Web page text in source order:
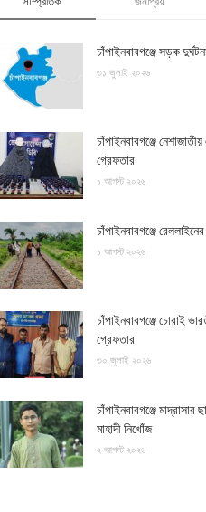
চাঁপাইনবাবগঞ্জে সড়ক
৩১ জুলাই ২০২৬
চাঁপাইনবাবগঞ্জে
গ্রেফতার
১ আগস্ট ২০২৬
চাঁপাইনবাবগঞ্জে
১ আগস্ট ২০২৬
চাঁপাইনবাবগঞ্জে চোরাই
গ্রেফতার
৩০ জুলাই ২০২৬
চাঁপাইনবাবগঞ্জে মাদ্রাসার
মাহাদী নিখোঁজ
২ আগস্ট ২০২৬